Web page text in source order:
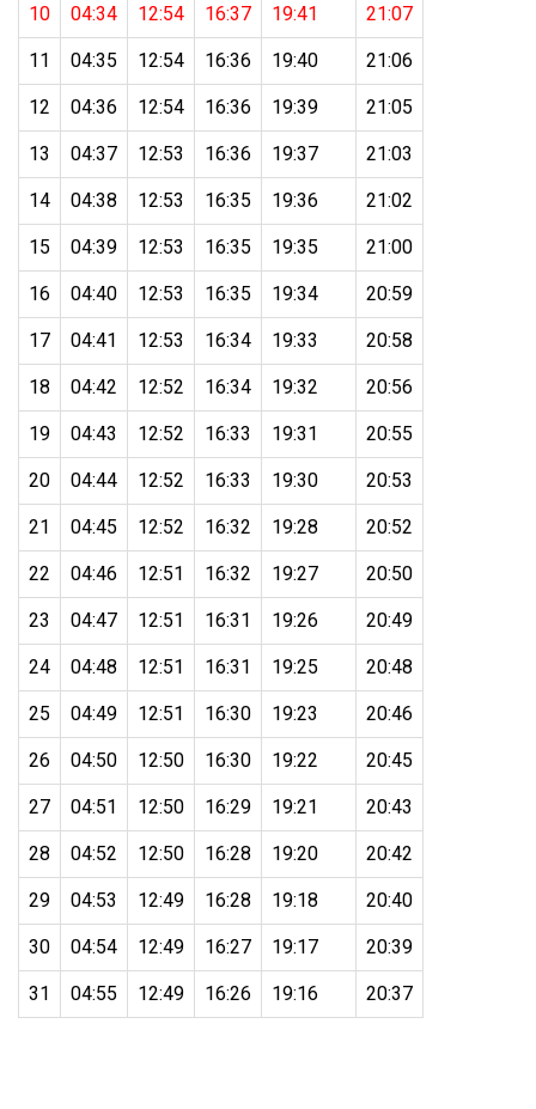
10 04:34 12:54 16:37 19:41 21:07
11 04:35 12:54 16:36 19:40 21:06
12 04:36 12:54 16:36 19:39 21:05
13 04:37 12:53 16:36 19:37 21:03
14 04:38 12:53 16:35 19:36 21:02
15 04:39 12:53 16:35 19:35 21:00
16 04:40 12:53 16:35 19:34 20:59
17 04:41 12:53 16:34 19:33 20:58
18 04:42 12:52 16:34 19:32 20:56
19 04:43 12:52 16:33 19:31 20:55
20 04:44 12:52 16:33 19:30 20:53
21 04:45 12:52 16:32 19:28 20:52
22 04:46 12:51 16:32 19:27 20:50
23 04:47 12:51 16:31 19:26 20:49
24 04:48 12:51 16:31 19:25 20:48
25 04:49 12:51 16:30 19:23 20:46
26 04:50 12:50 16:30 19:22 20:45
27 04:51 12:50 16:29 19:21 20:43
28 04:52 12:50 16:28 19:20 20:42
29 04:53 12:49 16:28 19:18 20:40
30 04:54 12:49 16:27 19:17 20:39
31 04:55 12:49 16:26 19:16 20:37